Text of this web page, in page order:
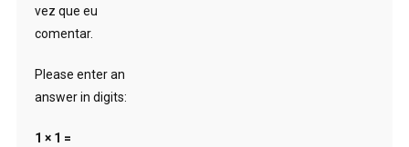
vez que eu
comentar.
Please enter an
answer in digits:
1 × 1 =